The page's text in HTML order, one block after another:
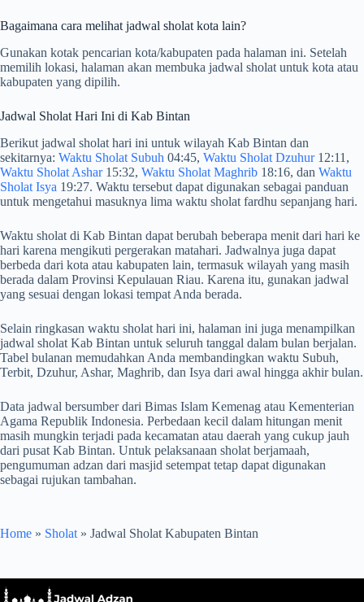
Bagaimana cara melihat jadwal sholat kota lain?
Gunakan kotak pencarian kota/kabupaten pada halaman ini. Setelah
memilih lokasi, halaman akan membuka jadwal sholat untuk kota atau
kabupaten yang dipilih.
Jadwal Sholat Hari Ini di Kab Bintan
Berikut jadwal sholat hari ini untuk wilayah Kab Bintan dan
sekitarnya: Waktu Sholat Subuh 04:45, Waktu Sholat Dzuhur12:11,
Waktu Sholat Ashar15:32, Waktu Sholat Maghrib 18:16, dan Waktu
Sholat Isya 19:27. Waktu tersebut dapat digunakan sebagai panduan
untuk mengetahui masuknya lima waktu sholat fardhu sepanjang hari.
Waktu sholat di Kab Bintan dapat berubah beberapa menit dari hari ke
hari karena mengikuti pergerakan matahari. Jadwalnya juga dapat
berbeda dari kota atau kabupaten lain, termasuk wilayah yang masih
berada dalam Provinsi Kepulauan Riau. Karena itu, gunakan jadwal
yang sesuai dengan lokasi tempat Anda berada.
Selain ringkasan waktu sholat hari ini, halaman ini juga menampilkan
jadwal sholat Kab Bintan untuk seluruh tanggal dalam bulan berjalan.
Tabel bulanan memudahkan Anda membandingkan waktu Subuh,
Terbit, Dzuhur, Ashar, Maghrib, dan Isya dari awal hingga akhir bulan.
Data jadwal bersumber dari Bimas Islam Kemenag atau Kementerian
Agama Republik Indonesia. Perbedaan kecil dalam hitungan menit
masih mungkin terjadi pada kecamatan atau daerah yang cukup jauh
dari pusat Kab Bintan. Untuk pelaksanaan sholat berjamaah,
pengumuman adzan dari masjid setempat tetap dapat digunakan
sebagai rujukan tambahan.
Home » Sholat » Jadwal Sholat Kabupaten Bintan